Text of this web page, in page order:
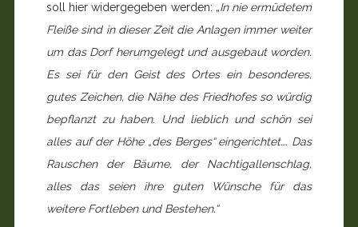
soll hier widergegeben werden: „In nie ermüdetem
Fleiße sind in dieser Zeit die Anlagen immer weiter
um das Dorf herumgelegt und ausgebaut worden.
Es sei für den Geist des Ortes ein besonderes,
gutes Zeichen, die Nähe des Friedhofes so würdig
bepflanzt zu haben. Und lieblich und schön sei
alles auf der Höhe „des Berges“ eingerichtet…. Das
Rauschen der Bäume, der Nachtigallenschlag,
alles das seien ihre guten Wünsche für das
weitere Fortleben und Bestehen.“